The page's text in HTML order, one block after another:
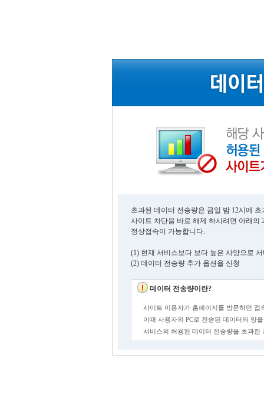
초과된 데이터 전송량은 금일 밤 12시에
사이트 차단을 바로 해제 하시려면 아래의
정상접속이 가능합니다.
(1) 현재 서비스보다 보다 높은 사양으로
(2) 데이터 전송량 추가 옵션을 신청
데이터 전송량이란?
사이트 이용자가 홈페이지를 방문하면 접
이때 사용자의 PC로 전송된 데이터의 양
서비스의 허용된 데이터 전송량을 초과